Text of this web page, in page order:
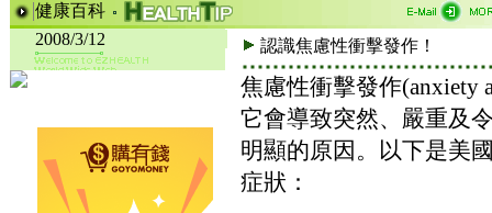
健康百科
2008/3/12
認識焦慮性衝擊發作！
焦慮性衝擊發作(anxiety
它會導致突然、嚴重及
明顯的原因。以下是美
症狀：